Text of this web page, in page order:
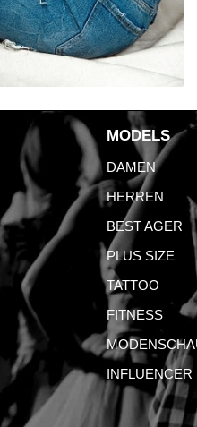
MODELS
DAMEN
HERREN
BEST AGER
PLUS SIZE
TATTOO
FITNESS
INFLUENCER